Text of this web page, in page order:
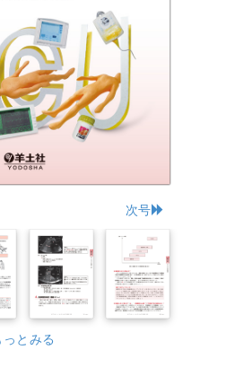
次号
っとみる